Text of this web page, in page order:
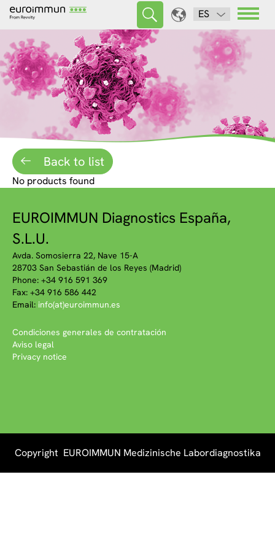
ES
Back to list
No products found
EUROIMMUN Diagnostics España,
S.L.U.
Avda. Somosierra 22, Nave 15-A
28703 San Sebastián de los Reyes (Madrid)
Phone: +34 916 591 369
Fax: +34 916 586 442
Email: info(at)euroimmun.es
Condiciones generales de contratación
Aviso legal
Privacy notice
Copyright EUROIMMUN Medizinische Labordiagnostika